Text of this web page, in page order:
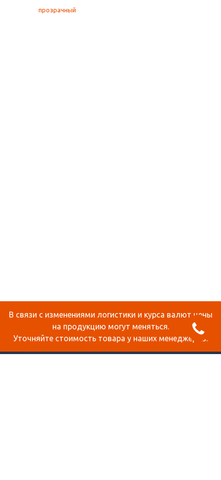
В связи с изменениями логистики и курса валют цены
на продукцию могут меняться.
Уточняйте стоимость товара у наших менеджеров.